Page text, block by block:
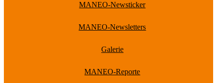
MANEO-Newsticker
MANEO-Newsletters
Galerie
MANEO-Reporte